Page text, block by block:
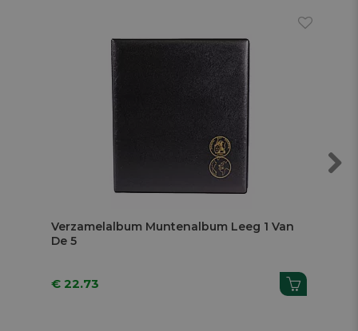
Verzamelalbum Muntenalbum Leeg 1 Van
De 5
€ 22.73